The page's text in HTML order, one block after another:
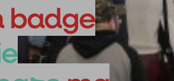
badge